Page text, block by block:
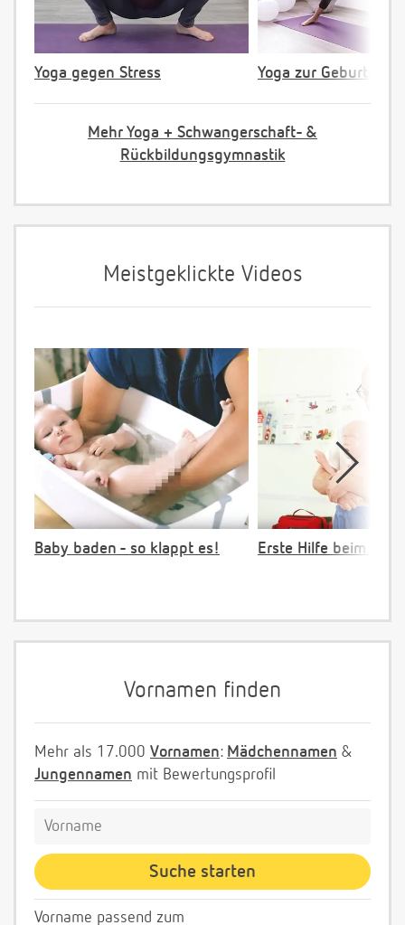
Yoga gegen Stress Yoga zur
Mehr Yoga + Schwangerschaft- &
Rückbildungsgymnastik
Meistgeklickte Videos
Baby baden - so klappt es! Erste Hilfe beim
Vornamen finden
Mehr als 17.000 Vornamen: Mädchennamen &
Jungennamen mit Bewertungsprofil
Vorname passend zum